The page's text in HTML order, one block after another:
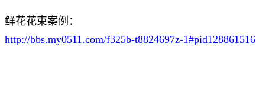
鲜花花束案例：
http://bbs.my0511.com/f325b-t8824697z-1#pid128861516